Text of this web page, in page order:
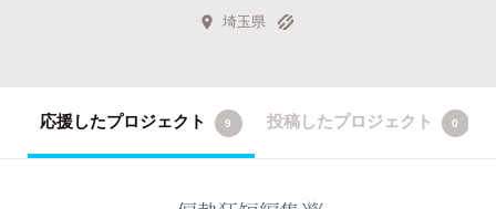
埼玉県
応援したプロジェクト 9 投稿したプロジェクト 0